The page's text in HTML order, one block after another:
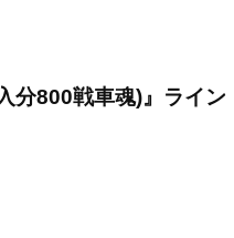
分800戦車魂)』ライン